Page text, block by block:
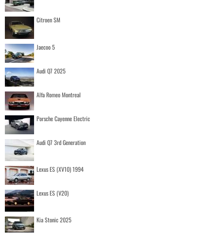
Citroen SM
Jaecoo 5
Audi Q7 2025
Alfa Romeo Montreal
Porsche Cayenne Electric
Audi Q7 3rd Generation
Lexus ES (XV10) 1994
Lexus ES (V20)
Kia Stonic 2025